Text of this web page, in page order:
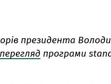
президента
програми